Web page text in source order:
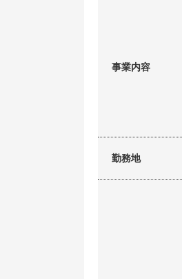
事業内容
勤務地